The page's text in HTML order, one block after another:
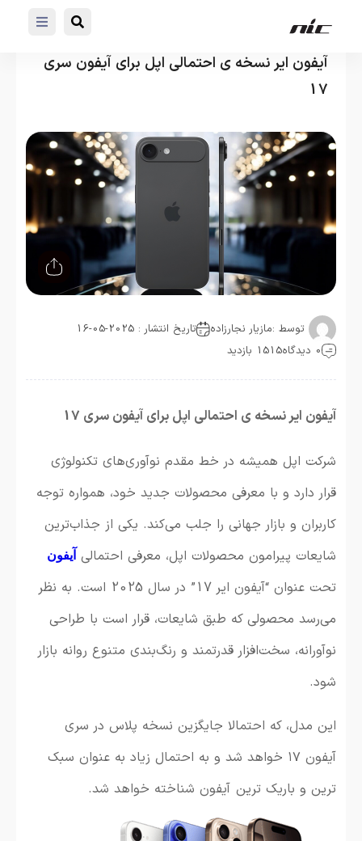
آیفون ایر نسخه ی احتمالی اپل برای آیفون سری
17
توسط :مازیار نجارزاده
تاریخ انتشار : 2025-05-16
0 دیدگاه
1515 بازدید
آیفون ایر نسخه ی احتمالی اپل برای آیفون سری 17
شرکت اپل همیشه در خط مقدم نوآوری‌های تکنولوژی
قرار دارد و با معرفی محصولات جدید خود، همواره توجه
کاربران و بازار جهانی را جلب می‌کند. یکی از جذاب‌ترین
شایعات پیرامون محصولات اپل، معرفی احتمالی آیفون
تحت عنوان “آیفون ایر 17” در سال 2025 است. به نظر
می‌رسد محصولی که طبق شایعات، قرار است با طراحی
نوآورانه، سخت‌افزار قدرتمند و رنگ‌بندی متنوع روانه بازار
شود.
این مدل، که احتمالا جایگزین نسخه پلاس در سری
آیفون ۱۷ خواهد شد و به احتمال زیاد به عنوان سبک
ترین و باریک ترین آیفون شناخته خواهد شد.